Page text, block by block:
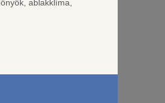
ablakklíma,